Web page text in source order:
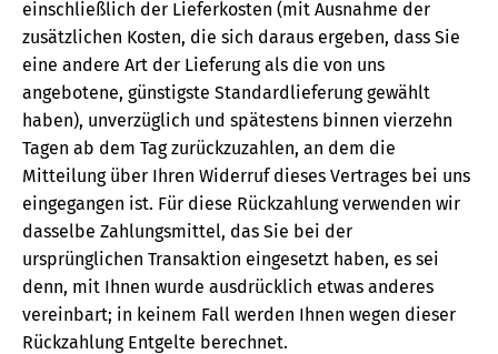
einschließlich der Lieferkosten (mit Ausnahme der
zusätzlichen Kosten, die sich daraus ergeben, dass Sie
eine andere Art der Lieferung als die von uns
angebotene, günstigste Standardlieferung gewählt
haben), unverzüglich und spätestens binnen vierzehn
Tagen ab dem Tag zurückzuzahlen, an dem die
Mitteilung über Ihren Widerruf dieses Vertrages bei uns
eingegangen ist. Für diese Rückzahlung verwenden wir
dasselbe Zahlungsmittel, das Sie bei der
ursprünglichen Transaktion eingesetzt haben, es sei
denn, mit Ihnen wurde ausdrücklich etwas anderes
vereinbart; in keinem Fall werden Ihnen wegen dieser
Rückzahlung Entgelte berechnet.